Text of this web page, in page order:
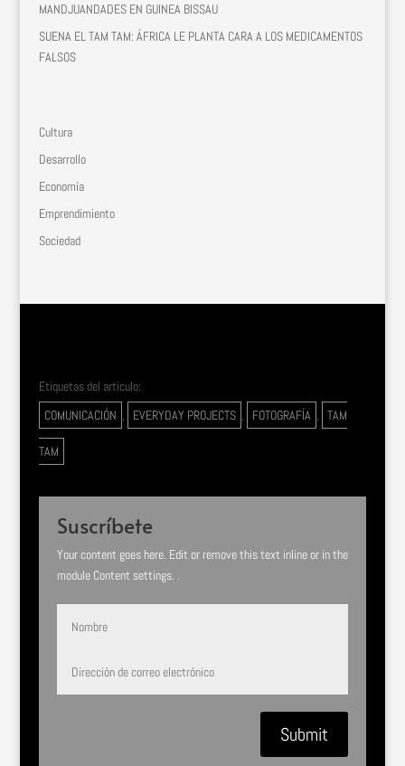
MANDJUANDADES EN GUINEA BISSAU
SUENA EL TAM TAM: ÁFRICA LE PLANTA CARA A LOS MEDICAMENTOS
FALSOS
Cultura
Desarrollo
Economía
Emprendimiento
Sociedad
Etiquetas del articulo:
COMUNICACIÓN , EVERYDAY PROJECTS , FOTOGRAFÍA , TAM
TAM
Suscríbete
Your content goes here. Edit or remove this text inline or in the
module Content settings. .
Submit